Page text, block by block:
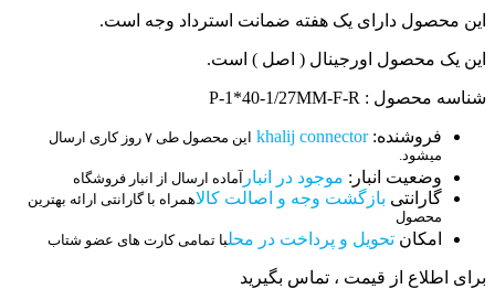
این محصول دارای یک هفته ضمانت استرداد وجه است.
این یک محصول اورجینال ( اصل ) است.
شناسه محصول : P-1*40-1/27MM-F-R
فروشنده:khalij connector این محصول طی ۷ روز کاری ارسال
میشود.
وضعیت انبار: موجود در انبار آماده ارسال از انبار فروشگاه
گارانتی بازگشت وجه و اصالت کالاهمراه با گارانتی ارائه بهترین
محصول
امکان تحویل و پرداخت در محلبا تمامی کارت های عضو شتاب
برای اطلاع از قیمت ، تماس بگیرید